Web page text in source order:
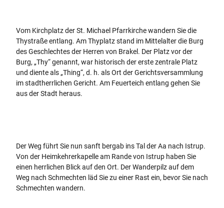
Vom Kirchplatz der St. Michael Pfarrkirche wandern Sie die
Thystraße entlang. Am Thyplatz stand im Mittelalter die Burg
des Geschlechtes der Herren von Brakel. Der Platz vor der
Burg, „Thy“ genannt, war historisch der erste zentrale Platz
und diente als „Thing“, d. h. als Ort der Gerichtsversammlung
im stadtherrlichen Gericht. Am Feuerteich entlang gehen Sie
aus der Stadt heraus.
Der Weg führt Sie nun sanft bergab ins Tal der Aa nach Istrup.
Von der Heimkehrerkapelle am Rande von Istrup haben Sie
einen herrlichen Blick auf den Ort. Der Wanderpilz auf dem
Weg nach Schmechten läd Sie zu einer Rast ein, bevor Sie nach
Schmechten wandern.